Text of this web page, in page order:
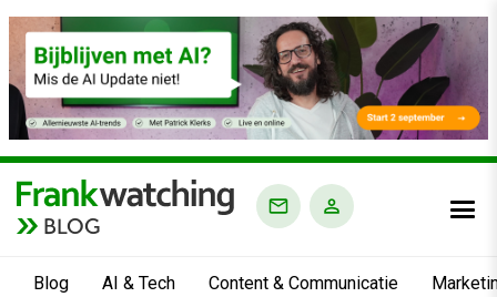
BLOG
Blog AI & Tech Content & Communicatie